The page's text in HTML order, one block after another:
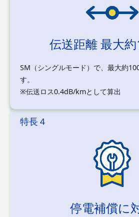
伝送距離 最大
SM（シングルモード）で、最大約
す。
※伝送ロス0.4dB/kmとして算出
特長４
停電補償に